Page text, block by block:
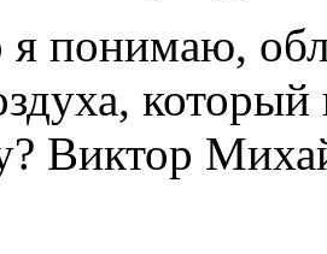
я понимаю,
Виктор